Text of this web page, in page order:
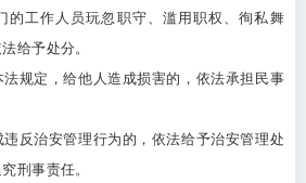
的工作人员玩忽职守、滥用职权、徇私舞
给予处分。
规定，给他人造成损害的，依法承担民事
反治安管理行为的，依法给予治安管理处
刑事责任。